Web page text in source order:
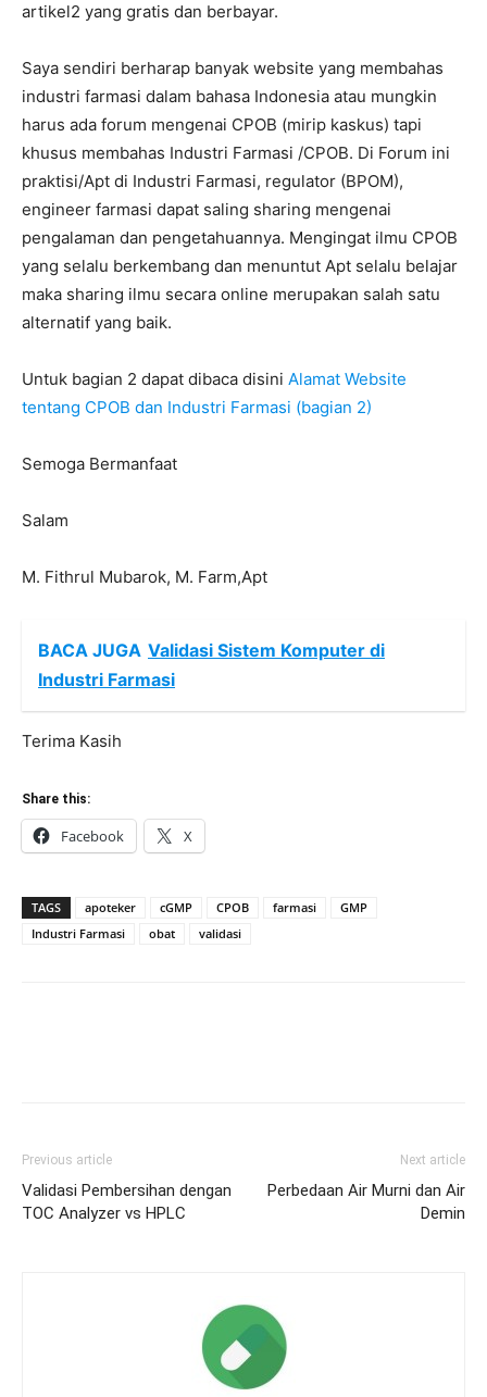
artikel2 yang gratis dan berbayar.
Saya sendiri berharap banyak website yang membahas
industri farmasi dalam bahasa Indonesia atau mungkin
harus ada forum mengenai CPOB (mirip kaskus) tapi
khusus membahas Industri Farmasi /CPOB. Di Forum ini
praktisi/Apt di Industri Farmasi, regulator (BPOM),
engineer farmasi dapat saling sharing mengenai
pengalaman dan pengetahuannya. Mengingat ilmu CPOB
yang selalu berkembang dan menuntut Apt selalu belajar
maka sharing ilmu secara online merupakan salah satu
alternatif yang baik.
Untuk bagian 2 dapat dibaca disini Alamat Website
tentang CPOB dan Industri Farmasi (bagian 2)
Semoga Bermanfaat
Salam
M. Fithrul Mubarok, M. Farm,Apt
BACA JUGA Validasi Sistem Komputer di
Industri Farmasi
Terima Kasih
Share this:
Facebook X
TAGS apoteker cGMP CPOB farmasi
GMP
Industri Farmasi
obat validasi
Previous article
Validasi Pembersihan dengan
TOC Analyzer vs HPLC
Next article
Perbedaan Air Murni dan Air
Demin